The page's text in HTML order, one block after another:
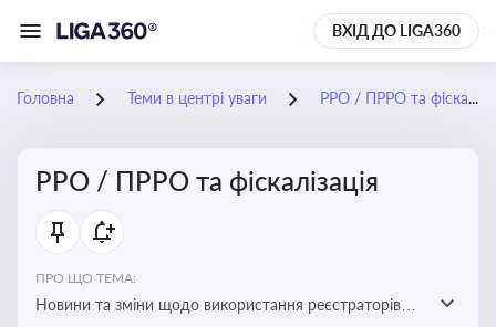
ВХІД ДО LIGA360
Головна Теми в центрі уваги РРО / ПРРО та фіскалізація
РРО / ПРРО та фіскалізація
ПРО ЩО ТЕМА:
Новини та зміни щодо використання реєстраторів